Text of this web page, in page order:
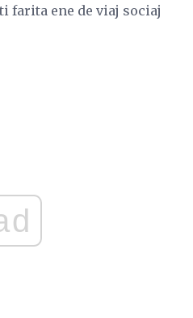
farita ene de viaj sociaj